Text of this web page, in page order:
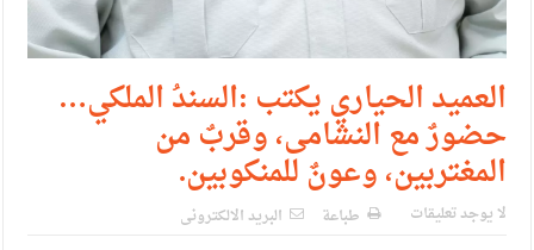
العميد الحياري يكتب :السندُ الملكي…
حضورٌ مع النشامى، وقربٌ من
المغتربين، وعونٌ للمنكوبين.
لا يوجد تعليقات طباعة البريد الالكترونى